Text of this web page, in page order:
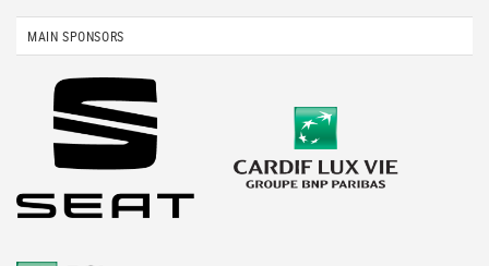
MAIN SPONSORS